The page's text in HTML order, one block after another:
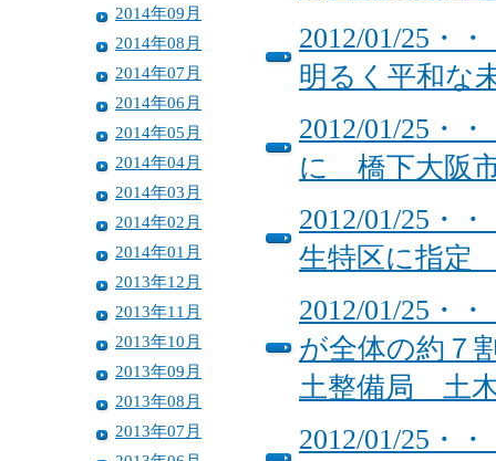
2014年09月
2014年08月
2014年07月
2014年06月
2014年05月
2014年04月
2014年03月
2014年02月
2014年01月
2013年12月
2013年11月
2013年10月
2013年09月
2013年08月
2013年07月
2012/01/25・
明るく平和な
2012/01/25・
に 橋下大阪
2012/01/25・
生特区に指
2012/01/25・
が全体の約７
土整備局 土
2012/01/25・